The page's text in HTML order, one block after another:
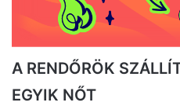
A RENDŐRÖK
EGYIK NŐT